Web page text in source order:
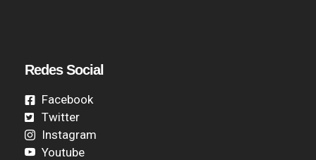
Redes Social
Facebook
Twitter
Instagram
Youtube